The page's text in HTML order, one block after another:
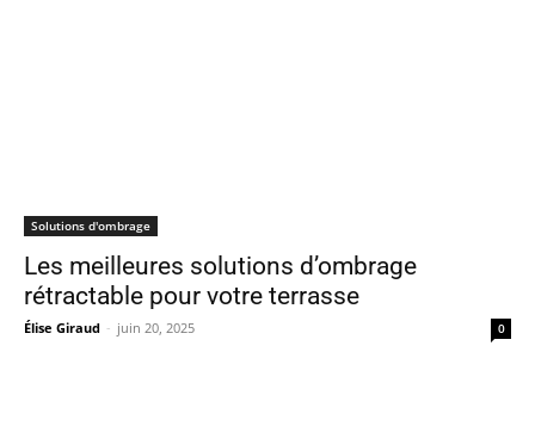
Solutions d'ombrage
Les meilleures solutions d’ombrage
rétractable pour votre terrasse
Élise Giraud - juin 20, 2025 0